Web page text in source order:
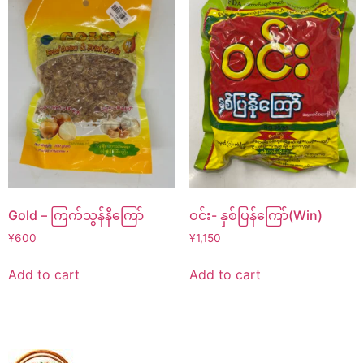
Gold – ကြက်သွန်နီကြော်
¥600
Add to cart
ဝင်း- နှစ်ပြန်ကြော်(Win)
¥1,150
Add to cart